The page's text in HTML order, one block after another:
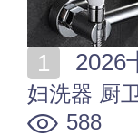
2026
妇洗器 厨
588